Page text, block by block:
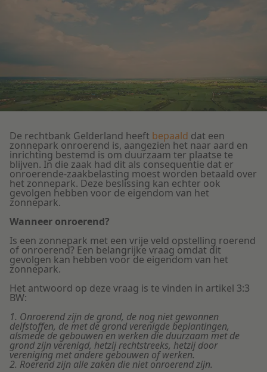
Aanbesteding & Mededinging
Litigation
Onderwijs
De rechtbank Gelderland heeft bepaald dat een
zonnepark onroerend is, aangezien het naar aard en
inrichting bestemd is om duurzaam ter plaatse te
blijven. In die zaak had dit als consequentie dat er
onroerende-zaakbelasting moest worden betaald over
het zonnepark. Deze beslissing kan echter ook
gevolgen hebben voor de eigendom van het
zonnepark.
Wanneer onroerend?
Is een zonnepark met een vrije veld opstelling roerend
of onroerend? Een belangrijke vraag omdat dit
gevolgen kan hebben voor de eigendom van het
zonnepark.
Het antwoord op deze vraag is te vinden in artikel 3:3
BW:
1. Onroerend zijn de grond, de nog niet gewonnen
delfstoffen, de met de grond verenigde beplantingen,
alsmede de gebouwen en werken die duurzaam met de
grond zijn verenigd, hetzij rechtstreeks, hetzij door
vereniging met andere gebouwen of werken.
2. Roerend zijn alle zaken die niet onroerend zijn.